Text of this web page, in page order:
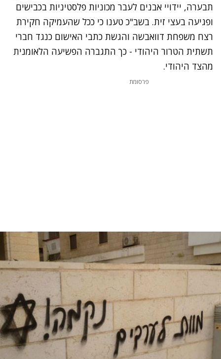
תבערה, יידויי אבנים לעבר מכוניות פלסטיניות בכבישים
ופגיעה בעצי זית. בשב"כ טענו כי ככל שהעמיקה חקירת
רצח משפחת דוואבשה והגשת כתבי האישום כנגד חברי
תשתית הטרור היהודי - כך התגברה הפשיעה הלאומנית
מהצד היהודי.
פרסומת